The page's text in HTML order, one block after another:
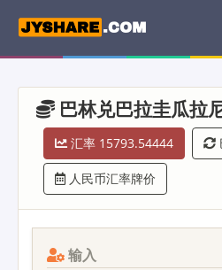
巴林兑巴拉圭瓜拉
汇率 15793.54444
人民币汇率牌价
输入